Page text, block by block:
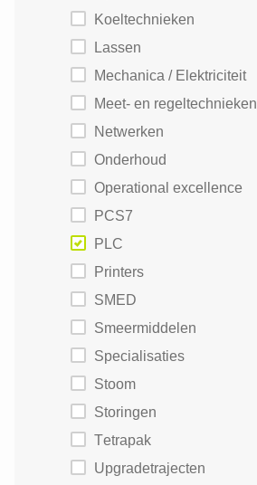
Koeltechnieken
Lassen
Mechanica / Elektriciteit
Meet- en regeltechnieken
Netwerken
Onderhoud
Operational excellence
PCS7
PLC
Printers
SMED
Smeermiddelen
Specialisaties
Stoom
Storingen
Tetrapak
Upgradetrajecten